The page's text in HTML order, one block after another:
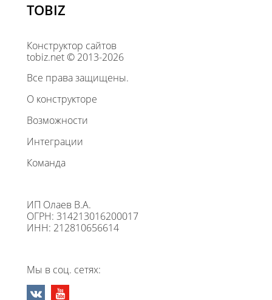
TOBIZ
Конструктор сайтов
tobiz.net © 2013-2026
Все права защищены.
О конструкторе
Возможности
Интеграции
Команда
ИП Олаев В.А.
ОГРН: 314213016200017
ИНН: 212810656614
Мы в соц. сетях: